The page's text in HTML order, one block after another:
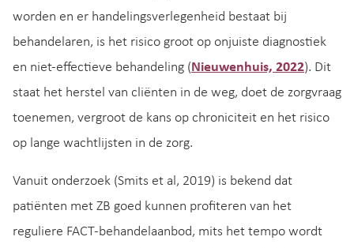
worden en er handelingsverlegenheid bestaat bij
behandelaren, is het risico groot op onjuiste diagnostiek
en niet-effectieve behandeling (Nieuwenhuis, 2022). Dit
staat het herstel van cliënten in de weg, doet de zorgvraag
toenemen, vergroot de kans op chroniciteit en het risico
op lange wachtlijsten in de zorg.
Vanuit onderzoek (Smits et al, 2019) is bekend dat
patiënten met ZB goed kunnen profiteren van het
reguliere FACT-behandelaanbod, mits het tempo wordt